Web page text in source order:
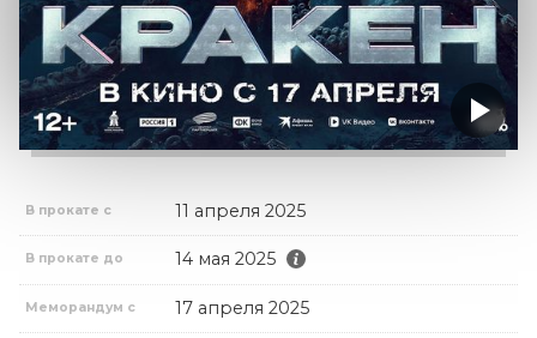
В прокате с 11 апреля 2025
В прокате до 14 мая 2025
Меморандум с 17 апреля 2025